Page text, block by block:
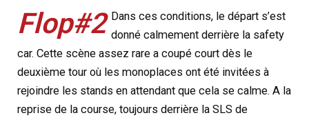
Flop#2 Dans ces conditions, le départ s’est
donné calmement derrière la safety
car. Cette scène assez rare a coupé court dès le
deuxième tour où les monoplaces ont été invitées à
rejoindre les stands en attendant que cela se calme. A la
reprise de la course, toujours derrière la SLS de